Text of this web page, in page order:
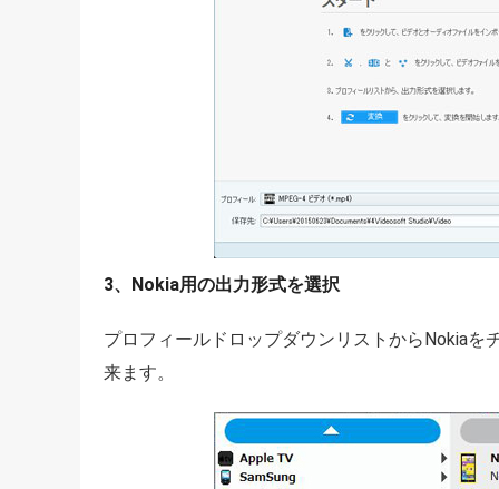
3、Nokia用の出力形式を選択
プロフィールドロップダウンリストからNokia
来ます。